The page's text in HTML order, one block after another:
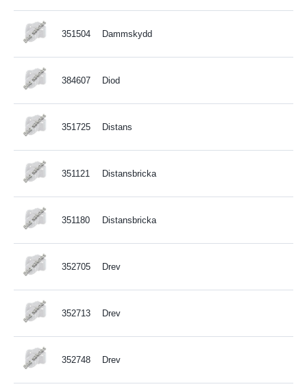
351504 Dammskydd
384607 Diod
351725 Distans
351121 Distansbricka
351180 Distansbricka
352705 Drev
352713 Drev
352748 Drev